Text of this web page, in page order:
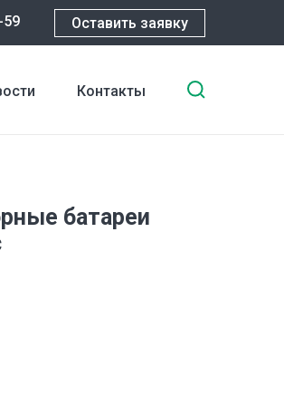
59 Оставить заявку
Контакты
батареи